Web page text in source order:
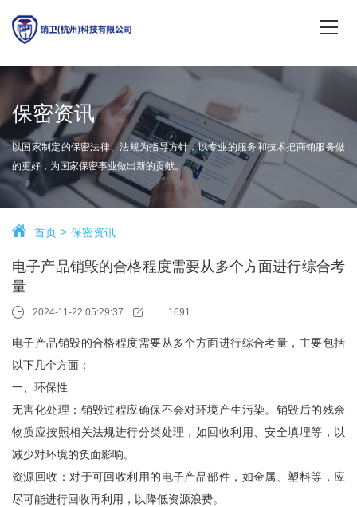
保密资讯
以国家制定的保密法律、法规为指导方针，以专业的服务和技术把商销服务做
的更好，为国家保密事业做出新的贡献。
首页 保密资讯
电子产品销毁的合格程度需要从多个方面进行综合考
量
2024-11-22 05:29:37 1691
电子产品销毁的合格程度需要从多个方面进行综合考量，主要包括
以下几个方面：
一、环保性
无害化处理：销毁过程应确保不会对环境产生污染。销毁后的残余
物质应按照相关法规进行分类处理，如回收利用、安全填埋等，以
减少对环境的负面影响。
资源回收：对于可回收利用的电子产品部件，如金属、塑料等，应
尽可能进行回收再利用，以降低资源浪费。